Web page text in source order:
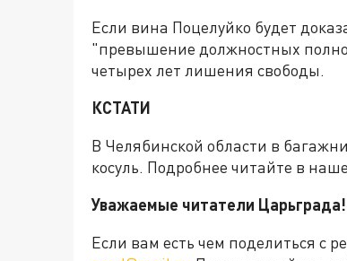
Если вина Поцелуйко будет
"превышение должностных
четырех лет лишения свободы.
КСТАТИ
В Челябинской области в
косуль. Подробнее читайте в
Уважаемые читатели Царьграда!
Если вам есть чем поделиться